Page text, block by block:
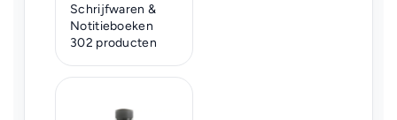
Schrijfwaren &
Notitieboeken
302 producten